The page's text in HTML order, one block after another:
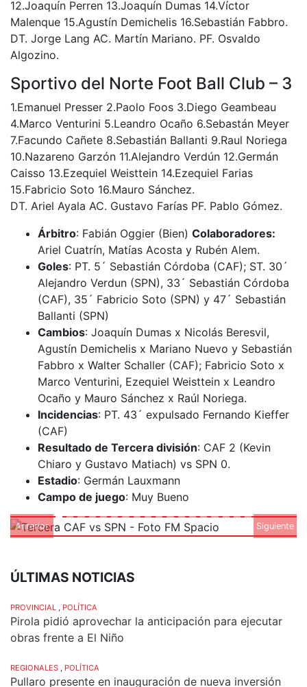
12.Joaquín Perren 13.Joaquín Dumas 14.Víctor
Malenque 15.Agustín Demichelis 16.Sebastián Fabbro.
DT. Jorge Lang AC. Martín Mariano. PF. Osvaldo
Algozino.
Sportivo del Norte Foot Ball Club – 3
1.Emanuel Presser 2.Paolo Foos 3.Diego Geambeau
4.Marco Venturini 5.Leandro Ocaño 6.Sebastán Meyer
7.Facundo Cañete 8.Sebastián Ballanti 9.Raul Noriega
10.Nazareno Garzón 11.Alejandro Verdún 12.Germán
Caisso 13.Ezequiel Weisttein 14.Ezequiel Farias
15.Fabricio Soto 16.Mauro Sánchez.
DT. Ariel Ayala AC. Gustavo Farías PF. Pablo Gómez.
Árbitro: Fabián Oggier (Bien) Colaboradores:
Ariel Cuatrín, Matías Acosta y Rubén Alem.
Goles: PT. 5´ Sebastián Córdoba (CAF); ST. 30´
Alejandro Verdun (SPN), 33´ Sebastián Córdoba
(CAF), 35´ Fabricio Soto (SPN) y 47´ Sebastián
Ballanti (SPN)
Cambios: Joaquín Dumas x Nicolás Beresvil,
Agustín Demichelis x Mariano Nuevo y Sebastián
Fabbro x Walter Schaller (CAF); Fabricio Soto x
Marco Venturini, Ezequiel Weisttein x Leandro
Ocaño y Mauro Sánchez x Raúl Noriega.
Incidencias: PT. 43´ expulsado Fernando Kieffer
(CAF)
Resultado de Tercera división: CAF 2 (Kevin
Chiaro y Gustavo Matiach) vs SPN 0.
Estadio: Germán Lauxmann
Campo de juego: Muy Bueno
Anterior Siguiente
ÚLTIMAS NOTICIAS
PROVINCIAL POLÍTICA
Pirola pidió aprovechar la anticipación para ejecutar
obras frente a El Niño
REGIONALES POLÍTICA
Pullaro presente en inauguración de nueva inversión